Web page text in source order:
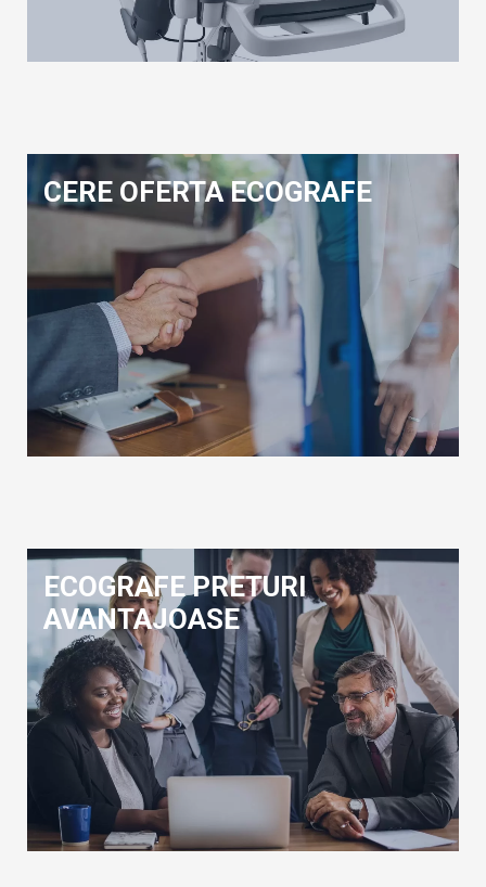
CERE OFERTA ECOGRAFE
ECOGRAFE PRETURI
AVANTAJOASE